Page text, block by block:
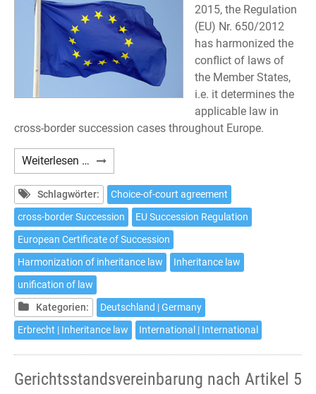
2015, the Regulation
(EU) Nr. 650/2012
has harmonized the
conflict of laws of
the Member States,
i.e. it determines the
applicable law in
cross-border succession cases throughout Europe.
Weiterlesen … Choice
of
court
agreement
pursuant
to
Article
5
EU
Succession
Regulation
Schlagwörter:
Choice-of-court agreement
cross-border Succession
EU Succession Regulation
European Certificate of Succession
Harmonization of inheritance law
Inheritance law
unification of law
Kategorien:
Deutschland | Germany
Erbrecht | Inheritance law
International | International
Gerichtsstandsvereinbarung nach Artikel 5